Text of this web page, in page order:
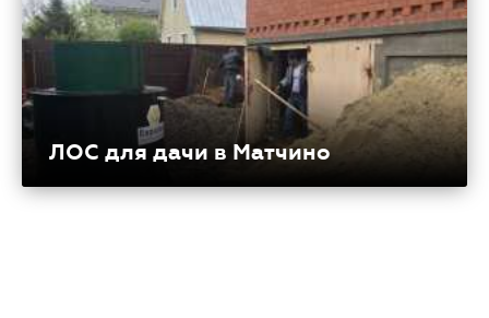
ЛОС для дачи в Матчино